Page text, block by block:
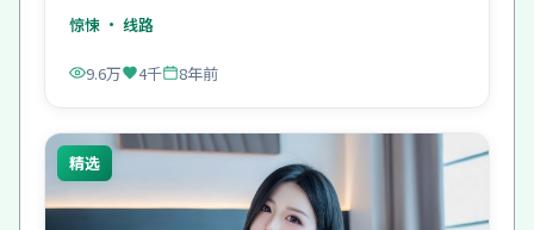
惊悚 · 线路
9.6万 4千 8年前
精选